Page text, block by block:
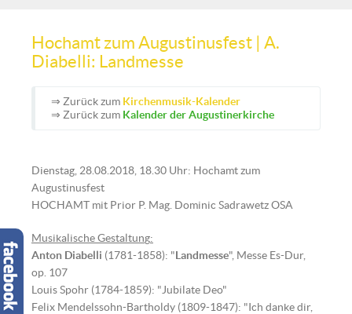
Hochamt zum Augustinusfest | A.
Diabelli: Landmesse
⇒ Zurück zum Kirchenmusik-Kalender
⇒ Zurück zum Kalender der Augustinerkirche
Dienstag, 28.08.2018, 18.30 Uhr: Hochamt zum
Augustinusfest
HOCHAMT mit Prior P. Mag. Dominic Sadrawetz OSA
Musikalische Gestaltung:
Anton Diabelli (1781-1858): "Landmesse", Messe Es-Dur,
op. 107
Louis Spohr (1784-1859): "Jubilate Deo"
Felix Mendelssohn-Bartholdy (1809-1847): "Ich danke dir,